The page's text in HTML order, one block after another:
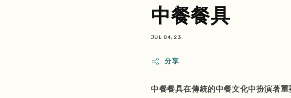
中餐餐具
JUL 04, 23
分享
中餐餐具在傳統的中餐文化中扮演著